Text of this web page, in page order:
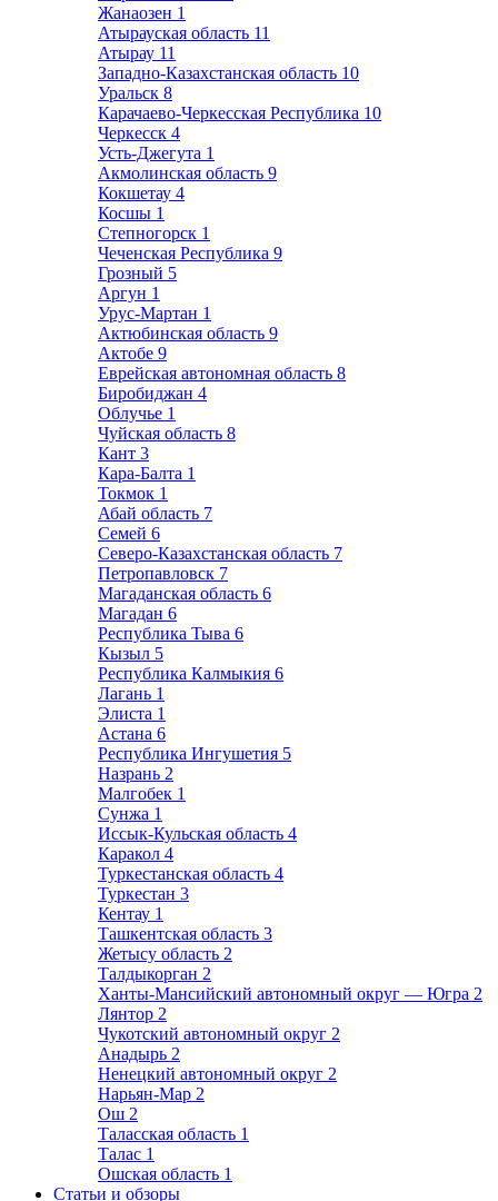
Жанаозен 1
Атырауская область 11
Атырау 11
Западно-Казахстанская область 10
Уральск 8
Карачаево-Черкесская Республика 10
Черкесск 4
Усть-Джегута 1
Акмолинская область 9
Кокшетау 4
Косшы 1
Степногорск 1
Чеченская Республика 9
Грозный 5
Аргун 1
Урус-Мартан 1
Актюбинская область 9
Актобе 9
Еврейская автономная область 8
Биробиджан 4
Облучье 1
Чуйская область 8
Кант 3
Кара-Балта 1
Токмок 1
Абай область 7
Семей 6
Северо-Казахстанская область 7
Петропавловск 7
Магаданская область 6
Магадан 6
Республика Тыва 6
Кызыл 5
Республика Калмыкия 6
Лагань 1
Элиста 1
Астана 6
Республика Ингушетия 5
Назрань 2
Малгобек 1
Сунжа 1
Иссык-Кульская область 4
Каракол 4
Туркестанская область 4
Туркестан 3
Кентау 1
Ташкентская область 3
Жетысу область 2
Талдыкорган 2
Ханты-Мансийский автономный округ — Югра 2
Лянтор 2
Чукотский автономный округ 2
Анадырь 2
Ненецкий автономный округ 2
Нарьян-Мар 2
Ош 2
Таласская область 1
Талас 1
Ошская область 1
Статьи и обзоры